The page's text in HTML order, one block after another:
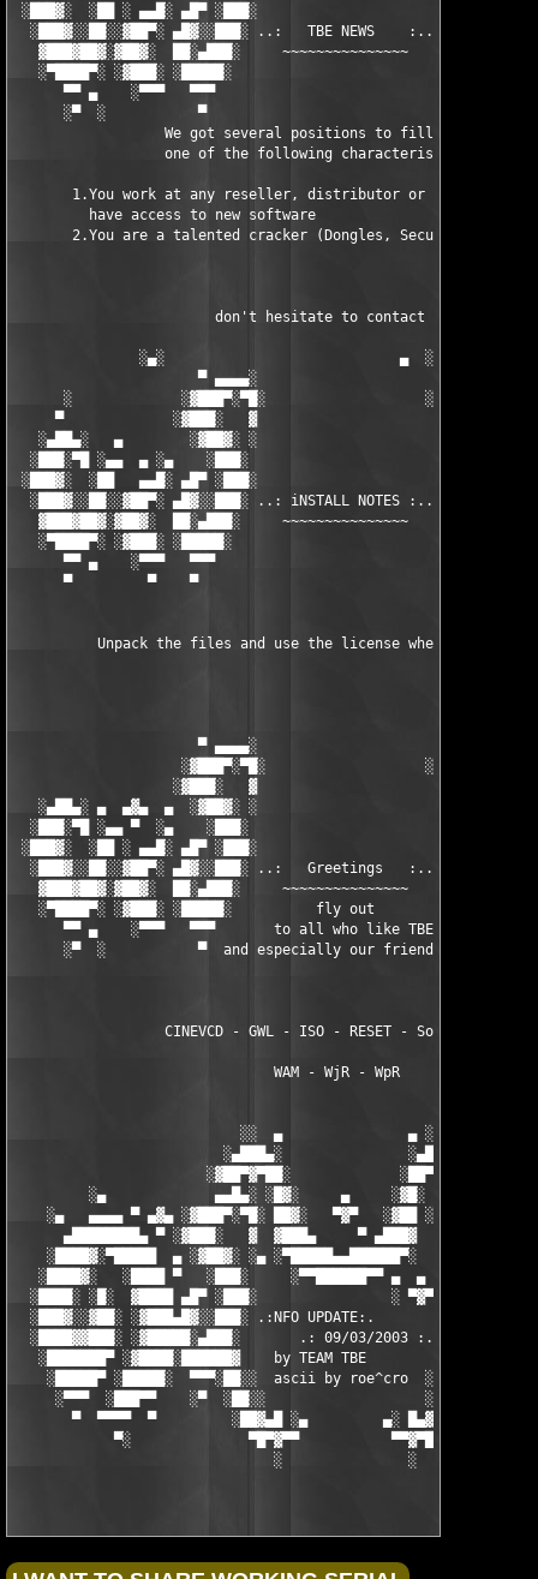
░███▓░  ░██ ░ ▄▄█░ ▄█▀ ░███░                      ███▓ ▀█▄
░███▓░░██░░▓██▀░ ▄█▓░░███░ ..:   TBE NEWS    :.. ░███ ░▓█▄░
▓███▓██▓░▓██▓░  ██░▄███░     ~~~~~~~~~~~~~~~     ░███▄░██░
░▀████▀░ ░▓███░ ░█████░                            █████░
▀▀ ▄    ░▀▀▀   ▀▀▀                               ▀▀▀ ▄
░▀  ░           ▀                                 ▀  ░
We got several positions to fill, if at
one of the following characteristics fits to
1.You work at any reseller, distributor or software
         have access to new software
2.You are a talented cracker (Dongles, SecuROM, VOB/
                        don't hesitate to contact us
               ░▄░                            ▄  ░
▀ ▄▄▄▄░
      ░             ░▓███▀░▀█░                   ░█▀░▀███▓░
▀             ░▓███░   ▓                     ▓   ░███▓░
░▄██▄░   ▄        ░▓██▓░ ░                     ░ ░▓██▓░
░███░▀█ ░▄▄  ▄ ░▄    ░███░                       ░███░   ░▄
░███▓░  ░██   ▄▄█░ ▄█▀ ░███░                      ███▓ ▀█▄
░███▓░░██░░▓██▀░ ▄█▓░░███░ ..: iNSTALL NOTES :.. ░███ ░▓█▄░
▓███▓██▓░▓██▓░  ██░▄███░     ~~~~~~~~~~~~~~~     ░███▄░██░
░▀████▀░ ░▓███░ ░█████░                            █████░
▀▀ ▄    ░▀▀▀   ▀▀▀                               ▀▀▀
▀         ▀    ▀                                  ▀
          Unpack the files and use the license when asked for.
▀ ▄▄▄▄░
                    ░▓███▀░▀█░                   ░█▀░▀███▓░
░▓███░   ▓                     ▓   ░███▓░
░▄██▄░ ▄  ▄▓▄  ▄  ░▓██▓░ ░                     ░ ░▓██▓░
░███░▀█ ░▄▄ ▀  ░▄    ░███░                       ░███░   ░▄
░███▓░  ░██ ░ ▄▄█░ ▄█▀ ░███░                      ███▓ ▀█▄
░███▓░░██░░▓██▀░ ▄█▓░░███░ ..:   Greetings   :.. ░███ ░▓█▄░
▓███▓██▓░▓██▓░  ██░▄███░     ~~~~~~~~~~~~~~~     ░███▄░██░
░▀████▀░ ░▓███░ ░█████░          fly out           █████░
▀▀ ▄    ░▀▀▀   ▀▀▀       to all who like TBE     ▀▀▀ ▄
░▀  ░           ▀  and especially our friends from ▀  ░
                  CINEVCD - GWL - ISO - RESET - Souldrinker
                               WAM - WjR - WpR
                           ░░  ▄               ▄ ░░
                         ░▄███▄░               ░▄███▄░
                       ░▓██▀▓▀██░             ░██▀▓▀██▓░
░▄             ▄▄█▄░ ░█▓░     ▄     ░▓█░ ░▄█▄▄  ▀
░▄   ▄▄▄▄ ▀ ▄▓▄ ░▓███▀░▀█░ ██▓░   ▀▓▀   ░▓██ ░█▀░▀███▓░
▄████████▄ ▀ ░▓███░   ▓  ▓███▄     ▀ ▄███▓  ▓   ░███▓░
░████▓░▀█████  ▄ ░▓██▓░ ░▄ ░▀█████▄▄██████▀░  ░ ░▓██▓░ ▄
░████▓░   ░████ ▀   ░███░     ░▀▀██████▀▀ ▄  ▄  ░███░   ▀
░████░ ░█░  ▓████ ▄█▀ ░███░                ░ ▀▓▀ ███▓ ▀█▄
░███▓░░▓██░ ░▓███▄█▓░░███░ .:NFO UPDATE:.        ░███
░████▓▓███░ ░▓█████░▄███░       .: 09/03/2003 :.
░███████▀ ░▓████░██████▓    by TEAM TBE
░█████▀ ░█████░  ▀▀▀░██░░  ascii by roe^cro  ░ ░██░▀▀▀ ▄
░▀▀▀  ░███▀▀    ░▀  ░██░░                   ░░██░
▀  ▀▀▀▀  ▀         ░██▓▄█ ░▄         ▄░ █▄▓██░
▀░              ▀█▀▓▀▀           ▀▀▓▀█▀░